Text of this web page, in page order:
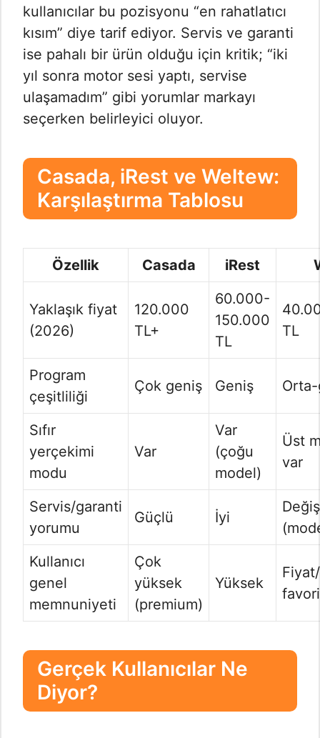
kullanıcılar bu pozisyonu “en rahatlatıcı
kısım” diye tarif ediyor. Servis ve garanti
ise pahalı bir ürün olduğu için kritik; “iki
yıl sonra motor sesi yaptı, servise
ulaşamadım” gibi yorumlar markayı
seçerken belirleyici oluyor.
Casada, iRest ve Weltew:
Karşılaştırma Tablosu
Özellik Casada iRest
Yaklaşık fiyat
(2026)
120.000
TL+
60.000-
150.000
TL
TL
Program
çeşitliliği
Çok geniş Geniş
Sıfır
yerçekimi
modu
Var
Var
(çoğu
model)
Üst
var
Servis/garanti
yorumu
Güçlü İyi
Kullanıcı
genel
memnuniyeti
Çok
yüksek
(premium)
Yüksek
Gerçek Kullanıcılar Ne
Diyor?